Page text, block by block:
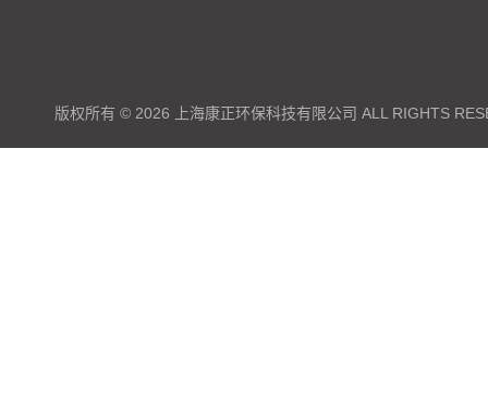
版权所有 © 2026 上海康正环保科技有限公司 ALL RIGHTS